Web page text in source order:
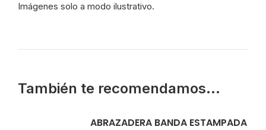
NT20-
8320
Imágenes solo a modo ilustrativo.
También te recomendamos…
ABRAZADERA BANDA ESTAMPADA